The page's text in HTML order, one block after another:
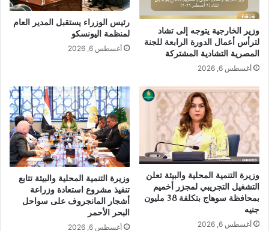
وزير الخارجية يتوجه إلى تشاد
لترأس أعمال الدورة الرابعة للجنة
المصرية التشادية المشتركة
أغسطس 6, 2026
رئيس الوزراء يستقبل المدير العام
لمنظمة اليونسكو
أغسطس 6, 2026
وزيرة التنمية المحلية والبيئة تعلن
التشغيل التجريبي لمجزر أخميم
بمحافظة سوهاج بتكلفة 38 مليون
جنيه
أغسطس 6, 2026
وزيرة التنمية المحلية والبيئة تتابع
تنفيذ مشروع استعادة وزراعة
أشجار المانجروف على سواحل
البحر الأحمر
أغسطس 6, 2026